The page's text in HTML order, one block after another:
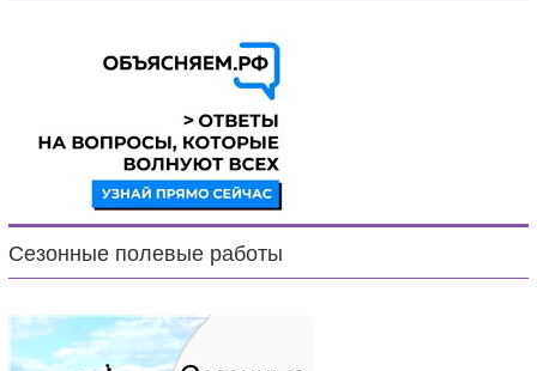
Сезонные полевые работы